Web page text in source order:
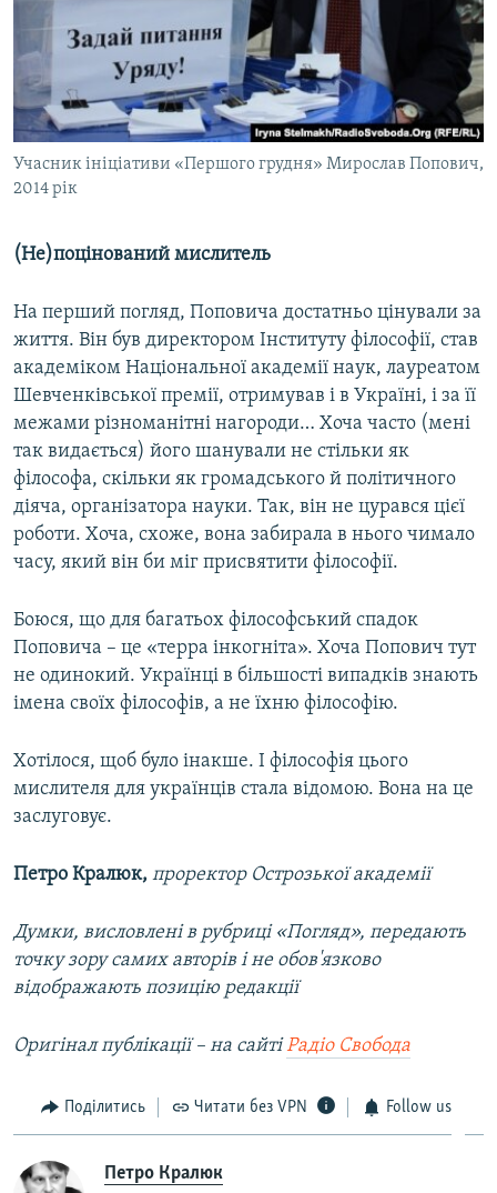
Учасник ініціативи «Першого грудня» Мирослав Попович,
2014 рік
(Не)поцінований мислитель
На перший погляд, Поповича достатньо цінували за
життя. Він був директором Інституту філософії, став
академіком Національної академії наук, лауреатом
Шевченківської премії, отримував і в Україні, і за її
межами різноманітні нагороди… Хоча часто (мені
так видається) його шанували не стільки як
філософа, скільки як громадського й політичного
діяча, організатора науки. Так, він не цурався цієї
роботи. Хоча, схоже, вона забирала в нього чимало
часу, який він би міг присвятити філософії.
Боюся, що для багатьох філософський спадок
Поповича – це «терра інкогніта». Хоча Попович тут
не одинокий. Українці в більшості випадків знають
імена своїх філософів, а не їхню філософію.
Хотілося, щоб було інакше. І філософія цього
мислителя для українців стала відомою. Вона на це
заслуговує.
Петро Кралюк, проректор Острозької академії
Думки, висловлені в рубриці «Погляд», передають
точку зору самих авторів і не обов'язково
відображають позицію редакції
Оригінал публікації – на сайтіРадіо Свобода
Поділитись Читати без VPN Follow us
Петро Кралюк